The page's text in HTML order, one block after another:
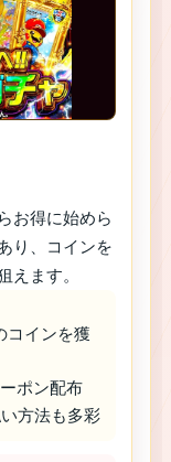
お得に始めら
り、コインを
ます。
コインを獲
ポン配布
方法も多彩